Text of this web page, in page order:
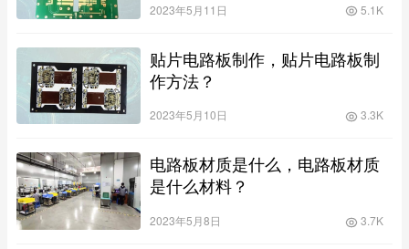
2023年5月11日 5.1K
贴片电路板制作，贴片电路板制
作方法？
2023年5月10日 3.3K
电路板材质是什么，电路板材质
是什么材料？
2023年5月8日 3.7K